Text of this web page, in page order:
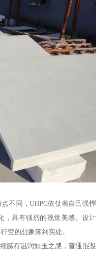
不同，UHPC依仗着自己强悍
，具有强烈的视觉美感。设计
空的想象落到实处。
腻有温润如玉之感，普通混凝